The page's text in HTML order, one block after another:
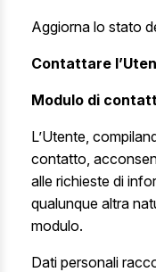
Aggiorna lo stato
Contattare
Modulo di
L’Utente,
contatto,
alle richieste di
qualunque altra
modulo.
Dati personali